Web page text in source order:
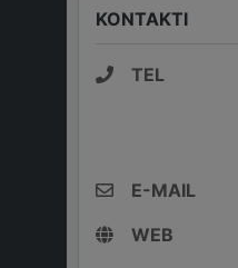
KONTAKTI
TEL
E-MAIL
WEB